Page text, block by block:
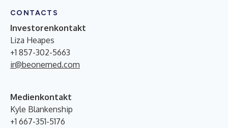
CONTACTS
Investorenkontakt
Liza Heapes
+1 857-302-5663
ir@beonemed.com
Medienkontakt
Kyle Blankenship
+1 667-351-5176